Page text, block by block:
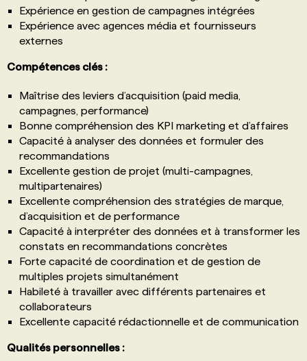
Expérience en gestion de campagnes intégrées
Expérience avec agences média et fournisseurs
externes
Compétences clés :
Maîtrise des leviers d’acquisition (paid media,
campagnes, performance)
Bonne compréhension des KPI marketing et d’affaires
Capacité à analyser des données et formuler des
recommandations
Excellente gestion de projet (multi-campagnes,
multipartenaires)
Excellente compréhension des stratégies de marque,
d’acquisition et de performance
Capacité à interpréter des données et à transformer les
constats en recommandations concrètes
Forte capacité de coordination et de gestion de
multiples projets simultanément
Habileté à travailler avec différents partenaires et
collaborateurs
Excellente capacité rédactionnelle et de communication
Qualités personnelles :